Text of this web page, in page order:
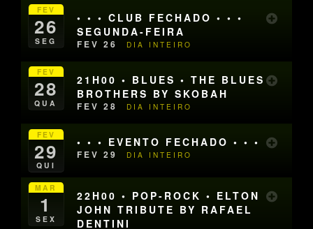
FEV
26
SEG
• • • CLUB FECHADO • • •
SEGUNDA-FEIRA
FEV 26 DIA INTEIRO
FEV
28
QUA
21H00 • BLUES • THE BLUES
BROTHERS BY SKOBAH
FEV 28 DIA INTEIRO
FEV
29
QUI
• • • EVENTO FECHADO • • •
FEV 29 DIA INTEIRO
MAR
1
SEX
22H00 • POP-ROCK • ELTON
JOHN TRIBUTE BY RAFAEL
DENTINI